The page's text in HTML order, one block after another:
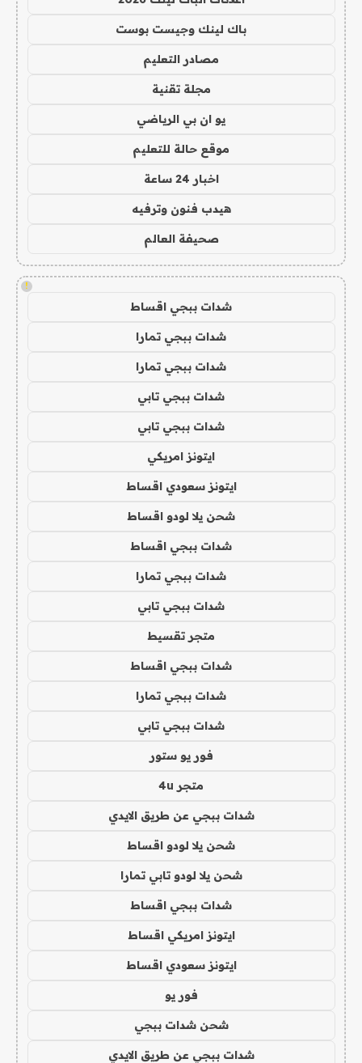
باك لينك وجيست بوست
مصادر التعليم
مجلة تقنية
يو ان بي الرياضي
موقع حالة للتعليم
اخبار 24 ساعة
هيدب فنون وترفيه
صحيفة العالم
!
شدات ببجي اقساط
شدات ببجي تمارا
شدات ببجي تمارا
شدات ببجي تابي
شدات ببجي تابي
ايتونز امريكي
ايتونز سعودي اقساط
شحن يلا لودو اقساط
شدات ببجي اقساط
شدات ببجي تمارا
شدات ببجي تابي
متجر تقسيط
شدات ببجي اقساط
شدات ببجي تمارا
شدات ببجي تابي
فور يو ستور
متجر 4u
شدات ببجي عن طريق الايدي
شحن يلا لودو اقساط
شحن يلا لودو تابي تمارا
شدات ببجي اقساط
ايتونز امريكي اقساط
ايتونز سعودي اقساط
فور يو
شحن شدات ببجي
شدات ببجي عن طريق الايدي